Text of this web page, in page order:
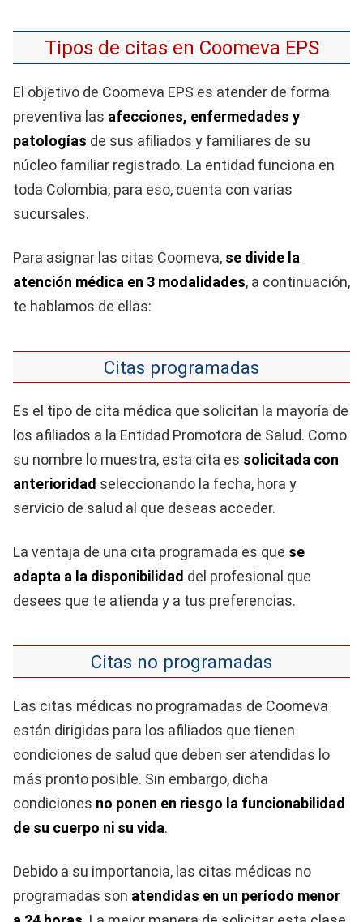
Tipos de citas en Coomeva EPS
El objetivo de Coomeva EPS es atender de forma
preventiva las afecciones, enfermedades y
patologías de sus afiliados y familiares de su
núcleo familiar registrado. La entidad funciona en
toda Colombia, para eso, cuenta con varias
sucursales.
Para asignar las citas Coomeva, se divide la
atención médica en 3 modalidades, a continuación,
te hablamos de ellas:
Citas programadas
Es el tipo de cita médica que solicitan la mayoría de
los afiliados a la Entidad Promotora de Salud. Como
su nombre lo muestra, esta cita es solicitada con
anterioridad seleccionando la fecha, hora y
servicio de salud al que deseas acceder.
La ventaja de una cita programada es que se
adapta a la disponibilidad del profesional que
desees que te atienda y a tus preferencias.
Citas no programadas
Las citas médicas no programadas de Coomeva
están dirigidas para los afiliados que tienen
condiciones de salud que deben ser atendidas lo
más pronto posible. Sin embargo, dicha
condiciones no ponen en riesgo la funcionabilidad
de su cuerpo ni su vida.
Debido a su importancia, las citas médicas no
programadas son atendidas en un período menor